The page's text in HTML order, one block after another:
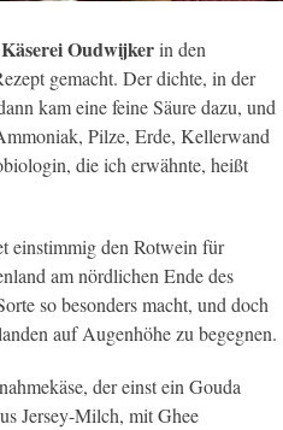
Käserei Oudwijkerin den
gemacht. Der dichte, in der
kam eine feine Säure dazu, und
Pilze, Erde, Kellerwand
die ich erwähnte, heißt
einstimmig den Rotwein für
am nördlichen Ende des
so besonders macht, und doch
auf Augenhöhe zu begegnen.
der einst ein Gouda
Jersey-Milch, mit Ghee